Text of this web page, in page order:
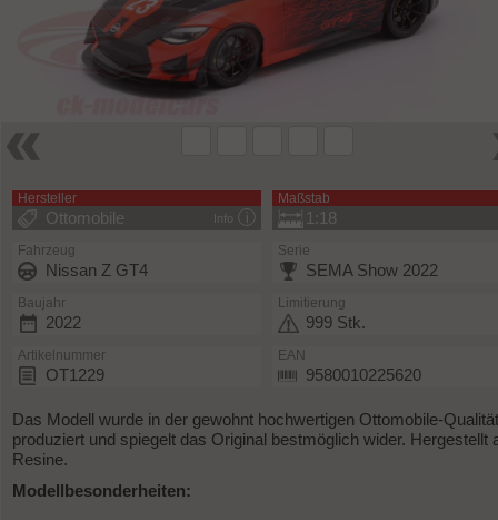
Hersteller
Info
Ottomobile
Maßstab
1:18
Fahrzeug
Nissan Z GT4
Serie
SEMA Show 2022
Baujahr
2022
Limitierung
999 Stk.
Artikelnummer
OT1229
EAN
9580010225620
Das Modell wurde in der gewohnt hochwertigen Ottomobile-Qualität
produziert und spiegelt das Original bestmöglich wider. Hergestellt
Resine.
Modellbesonderheiten: